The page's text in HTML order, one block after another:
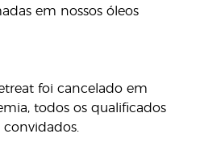
em nossos óleos
foi cancelado em
todos os qualificados